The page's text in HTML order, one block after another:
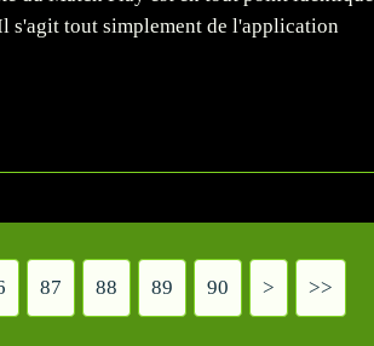
s'agit tout simplement de l'application
87 88 89 90 100
200
> >>